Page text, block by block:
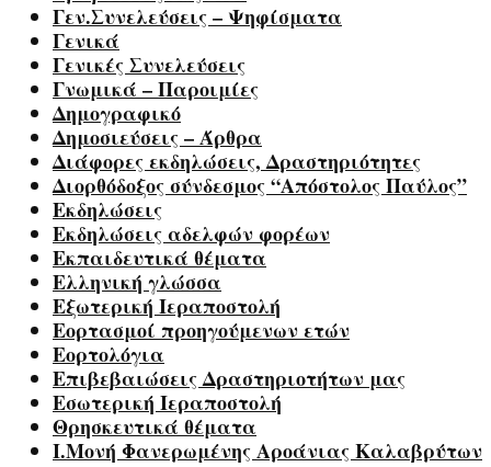
Γεν.Συνελεύσεις – Ψηφίσματα
Γενικά
Γενικές Συνελεύσεις
Γνωμικά – Παροιμίες
Δημογραφικό
Δημοσιεύσεις – Άρθρα
Διάφορες εκδηλώσεις, Δραστηριότητες
Διορθόδοξος σύνδεσμος “Απόστολος Παύλος”
Εκδηλώσεις
Εκδηλώσεις αδελφών φορέων
Εκπαιδευτικά θέματα
Ελληνική γλώσσα
Εξωτερική Ιεραποστολή
Εορτασμοί προηγούμενων ετών
Εορτολόγια
Επιβεβαιώσεις Δραστηριοτήτων μας
Εσωτερική Ιεραποστολή
Θρησκευτικά θέματα
Ι.Μονή Φανερωμένης Αροάνιας Καλαβρύτων